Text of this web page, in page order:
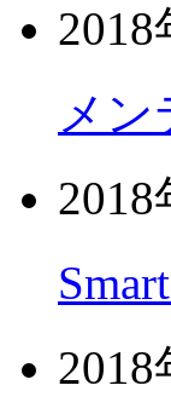
2018
メ
2018
2018